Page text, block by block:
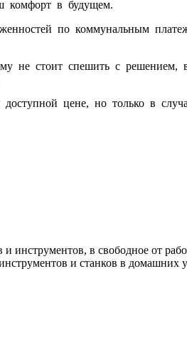
комфорт в будущем.
по коммунальным
не стоит спешить с решением,
цене, но только в
инструментов, в свободное от
и станков в домашних